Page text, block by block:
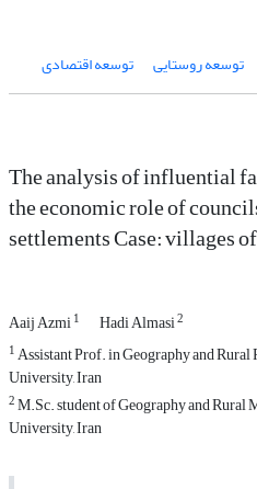
توسعه روستایی توسعه اقتصادی
The analysis of influential
the economic role of
settlements Case: villages
Aaij Azmi1 Hadi Almasi2
1Assistant Prof. in Geography and
University, Iran
2M.Sc. student of Geography and Rural
University, Iran